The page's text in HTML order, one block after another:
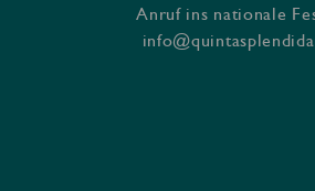
Anruf ins nationale